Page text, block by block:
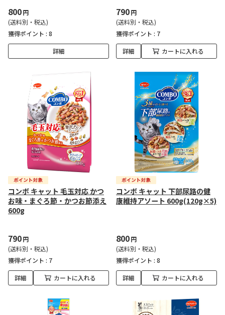
800円
(送料別・税込)
獲得ポイント : 8
詳細
790円
(送料別・税込)
獲得ポイント : 7
詳細 カートに入れる
コンボ キャット 毛玉対応 かつ
お味・まぐろ節・かつお節添え
600g
790円
(送料別・税込)
獲得ポイント : 7
詳細 カートに入れる
コンボ キャット 下部尿路の健
康維持アソート 600g(120g×5)
800円
(送料別・税込)
獲得ポイント : 8
詳細 カートに入れる